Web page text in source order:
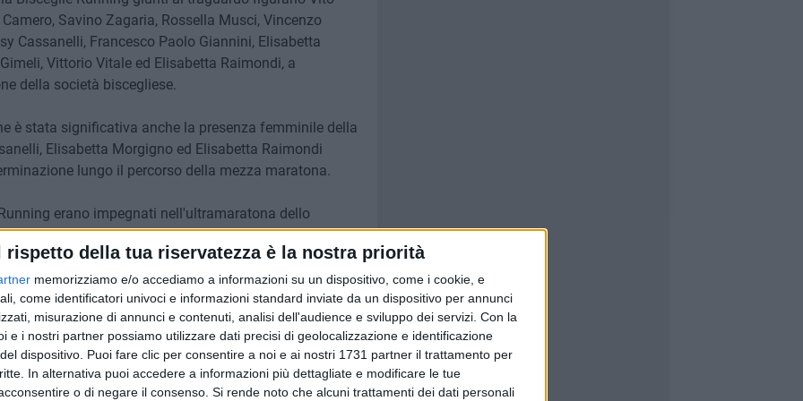
rispetto della tua riservatezza è la nostra priorità
memorizziamo e/o accediamo a informazioni su un dispositivo, come i cookie, e
come identificatori univoci e informazioni standard inviate da un dispositivo per annunci
misurazione di annunci e contenuti, analisi dell'audience e sviluppo dei servizi. Con la
e i nostri partner possiamo utilizzare dati precisi di geolocalizzazione e identificazione
dispositivo. Puoi fare clic per consentire a noi e ai nostri 1731 partner il trattamento per
In alternativa puoi accedere a informazioni più dettagliate e modificare le tue
o di negare il consenso. Si rende noto che alcuni trattamenti dei dati personali
Savino Zagaria, Rossella Musci, Vincenzo
Cassanelli, Francesco Paolo Giannini, Elisabetta
Vittorio Vitale ed Elisabetta Raimondi, a
della società biscegliese.
è stata significativa anche la presenza femminile della
Elisabetta Morgigno ed Elisabetta Raimondi
lungo il percorso della mezza maratona.
erano impegnati nell'ultramaratona dello
al Lago Trasimeno, una delle prove più impegnative
concluso la prova con lo stesso tempo di 6h55'08",
la gara in 7h56'10", dimostrando grande
selettivo.
Ruggieri ha preso parte alla Mezza Maratona di